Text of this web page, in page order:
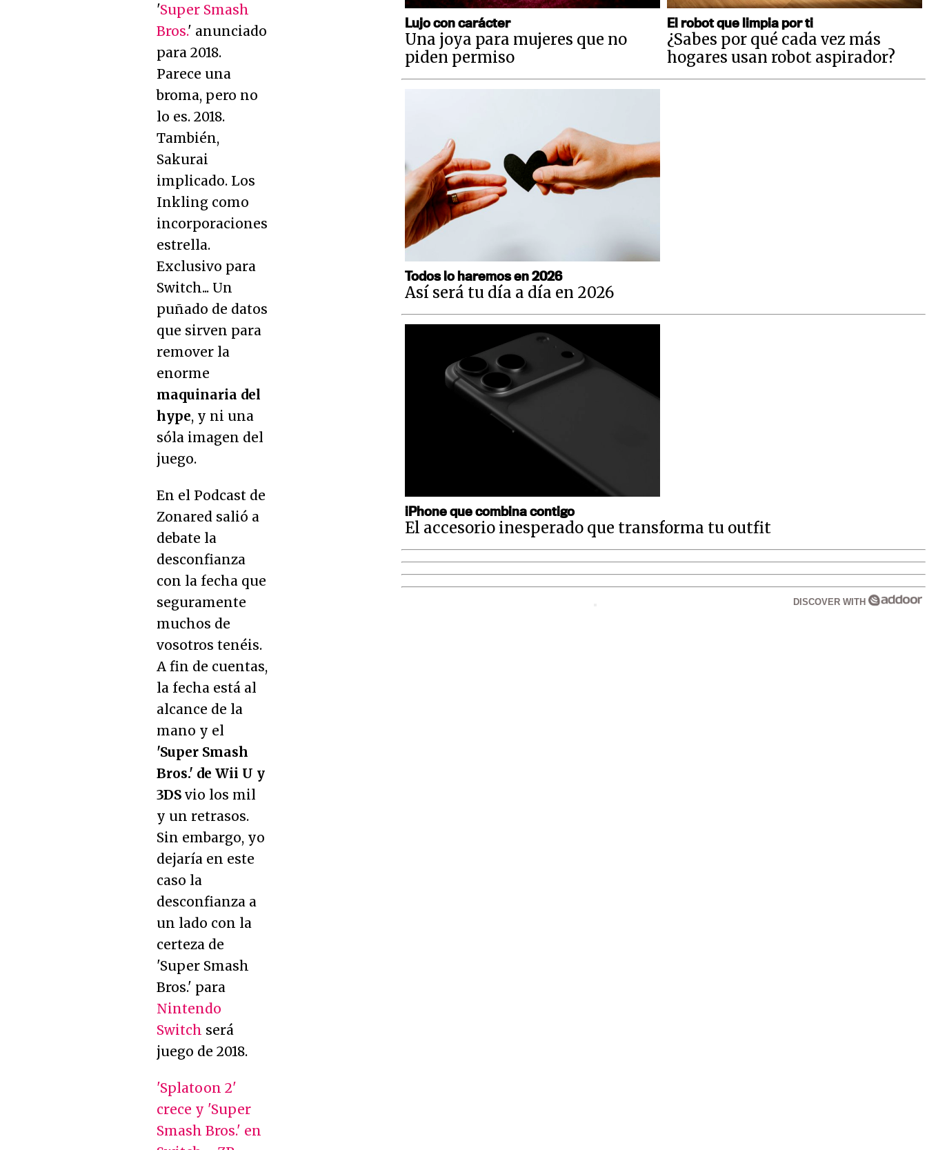
'Super Smash
Bros.' anunciado
para 2018.
Parece una
broma, pero no
lo es. 2018.
También,
Sakurai
implicado. Los
Inkling como
incorporaciones
estrella.
Exclusivo para
Switch... Un
puñado de datos
que sirven para
remover la
enorme
maquinaria del
hype, y ni una
sóla imagen del
juego.
En el Podcast de
Zonared salió a
debate la
desconfianza
con la fecha que
seguramente
muchos de
vosotros tenéis.
A fin de cuentas,
la fecha está al
alcance de la
mano y el
'Super Smash
Bros.' de Wii U y
3DS vio los mil
y un retrasos.
Sin embargo, yo
dejaría en este
caso la
desconfianza a
un lado con la
certeza de
'Super Smash
Bros.' para
Nintendo
Switch será
juego de 2018.
'Splatoon 2'
crece y 'Super
Smash Bros.' en
Lujo con carácter
Una joya para mujeres que no
piden permiso
El robot que limpia por ti
¿Sabes por qué cada vez más
hogares usan robot aspirador?
Todos lo haremos en 2026
Así será tu día a día en 2026
iPhone que combina contigo
El accesorio inesperado que transforma tu outfit
DISCOVER WITH